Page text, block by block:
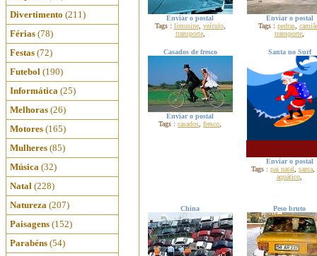
Divertimento (211)
Férias (78)
Festas (72)
Futebol (190)
Informática (25)
Melhoras (26)
Motores (165)
Mulheres (85)
Música (32)
Natal (228)
Natureza (207)
Paisagens (152)
Parabéns (54)
Enviar o postal
Tags : limusine, veículo,
transporte,
Enviar o postal
Tags : pedras,
transporte
Casados de fresco
Enviar o postal
Tags : casados fresco
Santa no Surf
Enviar o postal
Tags : pai natal santa
aquático
China Peso bruto